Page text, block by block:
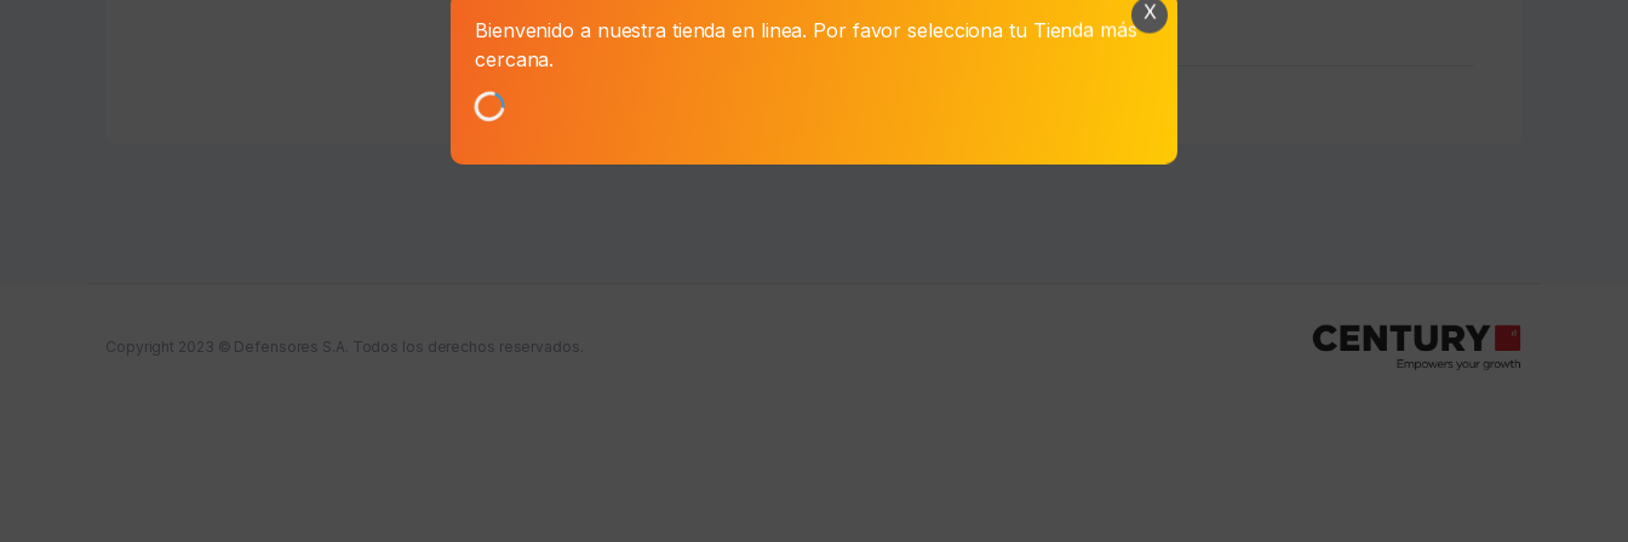
₲ 199.100.
The
Copyright 2023 © Defensores S.A. Todos los derechos reservados.
X
Bienvenido a nuestra tienda en linea. Por favor selecciona tu Tienda más
cercana.